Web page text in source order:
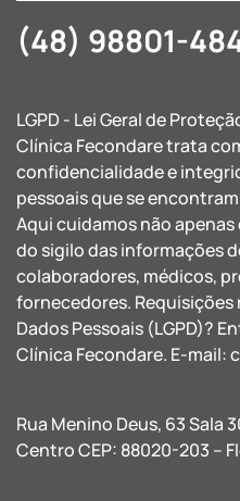
(48) 98801-
LGPD - Lei Geral de
Clínica Fecondare trata
confidencialidade e
pessoais que se
Aqui cuidamos não
do sigilo das informações
colaboradores, médicos,
fornecedores. Requisições
Dados Pessoais (LGPD)?
Clínica Fecondare. E-mail:
Rua Menino Deus, 63 Sala
Centro CEP: 88020-203 –